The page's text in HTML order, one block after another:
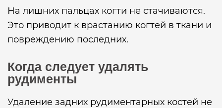
На лишних пальцах когти не стачиваются.
Это приводит к врастанию когтей в ткани и
повреждению последних.
Когда следует удалять
рудименты
Удаление задних рудиментарных костей не